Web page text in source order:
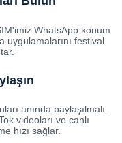
WhatsApp konum
uygulamalarını festival
anında paylaşılmalı.
videoları ve canlı
hızı sağlar.